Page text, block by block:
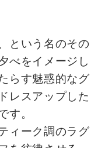
という名のその
べをイメージし
らす魅惑的なグ
レスアップした
す。
ィーク調のラグ